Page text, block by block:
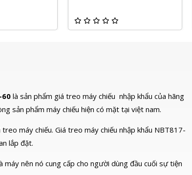
là sản phẩm giá treo máy chiếu nhập khẩu của hãng
sản phẩm máy chiếu hiện có mặt tại việt nam.
máy chiếu. Giá treo máy chiếu nhập khẩu NBT817-
lắp đặt.
nên nó cung cấp cho người dùng đầu cuối sự tiện